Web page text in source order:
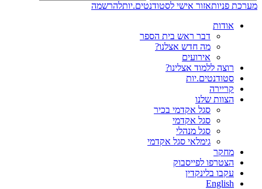
מערכת פניותאזור אישי לסטודנטים.יותלהרשמה
אודות
דבר ראש בית הספר
מה חדש אצלנו?
אירועים
רוצה ללמוד אצלינו?
סטודנטים.יות
קריירה
הצוות שלנו
סגל אקדמי בכיר
סגל אקדמי
סגל מנהלי
גימלאי סגל אקדמי
מחקר
הצטרפו לפייסבוק
עקבו בלינקדין
English